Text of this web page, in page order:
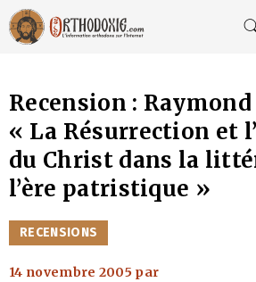
Aller
au
contenu
Recension :
« La Résurrection et
du Christ dans la
l’ère patristique »
CATÉGORIES
RECENSIONS
14 novembre 2005 par